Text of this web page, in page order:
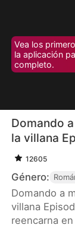
Vea los
la aplicación
completo.
Domando
la villana
12605
Género:
Domando a
villana
reencarna